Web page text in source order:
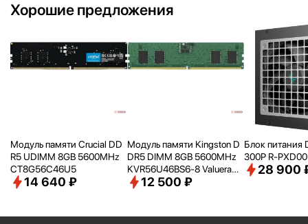
Хорошие предложения
Модуль памяти Crucial DD
R5 UDIMM 8GB 5600MHz
CT8G56C46U5
14 640 ₽
Модуль памяти Kingston D
DR5 DIMM 8GB 5600MHz
KVR56U46BS6-8 Valueram
RTL PC5-44800 CL46 288-
12 500 ₽
Блок питания
300P R-
28 900